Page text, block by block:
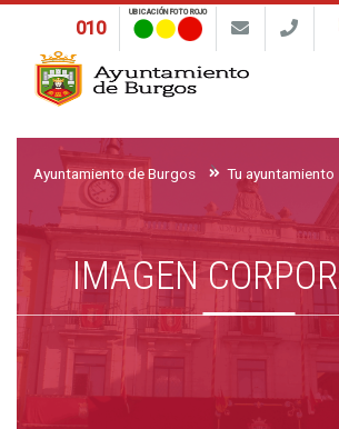
010
UBICACIÓN FOTO ROJO
Ayuntamiento de Burgos Tu ayuntamiento
IMAGEN